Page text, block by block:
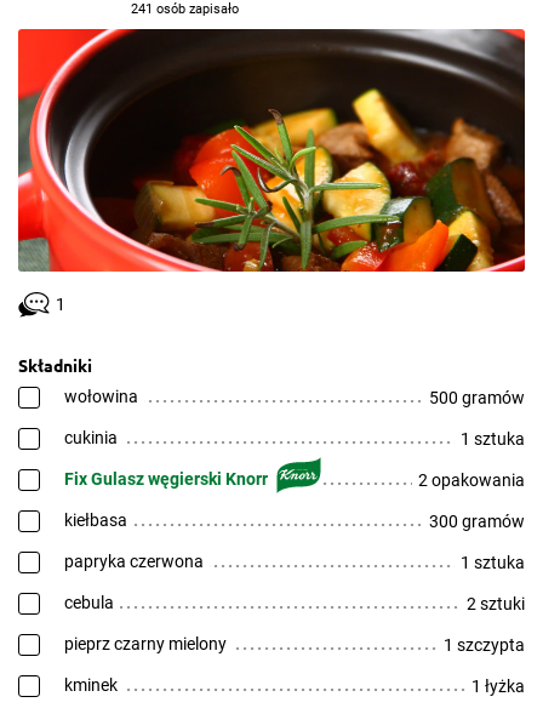
241 osób zapisało
1
Składniki
wołowina 500 gramów
cukinia 1 sztuka
Fix Gulasz węgierski Knorr 2 opakowania
kiełbasa 300 gramów
papryka czerwona 1 sztuka
cebula 2 sztuki
pieprz czarny mielony 1 szczypta
kminek 1 łyżka